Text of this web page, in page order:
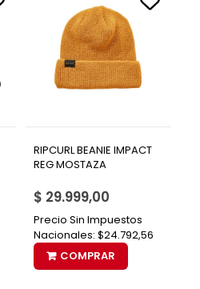
RIPCURL BEANIE IMPACT
REG MOSTAZA
$ 29.999,00
Precio Sin Impuestos
Nacionales: $24.792,56
COMPRAR